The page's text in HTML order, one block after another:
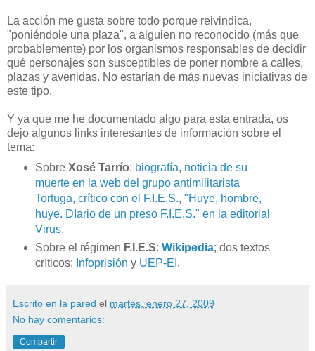
La acción me gusta sobre todo porque reivindica,
"poniéndole una plaza", a alguien no reconocido (más que
probablemente) por los organismos responsables de decidir
qué personajes son susceptibles de poner nombre a calles,
plazas y avenidas. No estarían de más nuevas iniciativas de
este tipo.
Y ya que me he documentado algo para esta entrada, os
dejo algunos links interesantes de información sobre el
tema:
Sobre Xosé Tarrío: biografía, noticia de su
muerte en la web del grupo antimilitarista
Tortuga, crítico con el F.I.E.S., "Huye, hombre,
huye. DIario de un preso F.I.E.S." en la editorial
Virus.
Sobre el régimen F.I.E.S: Wikipedia; dos textos
críticos: Infoprisión y UEP-EI .
Escrito en la pared el martes, enero 27, 2009
No hay comentarios:
Compartir